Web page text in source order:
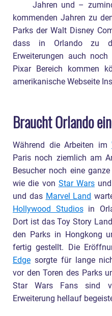
Jahren und –
kommenden Jahren zu
Parks der Walt Disney
dass in Orlando zu
Erweiterungen auch
Pixar Bereich kommen
amerikanische Webseite
Braucht Orlando
Während die Arbeiten im
Paris noch ziemlich am
Besucher noch eine
wie die von Star Wars und
und das Marvel Land
Hollywood Studiosin
Dort ist das Toy Story
den Parks in Hongkong
fertig gestellt. Die
Edge sorgte für lange
vor den Toren des Parks
Star Wars Fans sind
Erweiterung hellauf